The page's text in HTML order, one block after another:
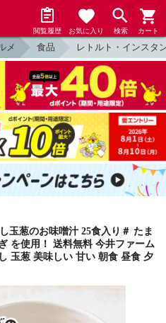
閲覧履歴 お気に入り 検索 カート
メ 食品 レトルト・インスタ
玉葱のお味噌汁 25食入り＃ たま
を使用！ 送料無料 今井ファーム
玉葱 美味しい 甘い 朝食 昼食 夕